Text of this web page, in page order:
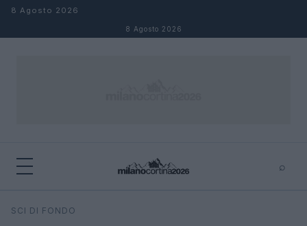
Salta al contenuto
8 Agosto 2026
8 Agosto 2026
⌕
Cerca
SCI DI FONDO